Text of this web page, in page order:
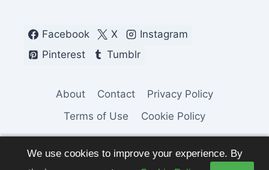
We use cookies to improve your experience. By
Facebook X
Instagram
Pinterest
Tumblr
About Contact
Privacy Policy
Terms of Use
Cookie Policy